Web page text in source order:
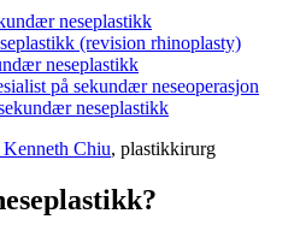
neseplastikk
(revision rhinoplasty)
neseplastikk
på sekundær neseoperasjon
neseplastikk
Chiu, plastikkirurg